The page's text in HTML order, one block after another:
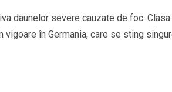
daunelor severe cauzate de foc.
în Germania, care se sting